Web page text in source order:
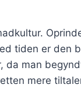
tiden er den
man
mere